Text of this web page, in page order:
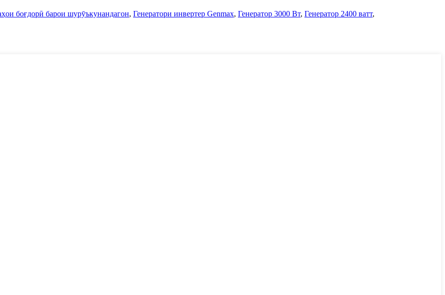
боғдорӣ барои шурӯъкунандагон, Генератори инвертер Genmax, Генератор 3000 Вт, Генератор 2400 ватт,